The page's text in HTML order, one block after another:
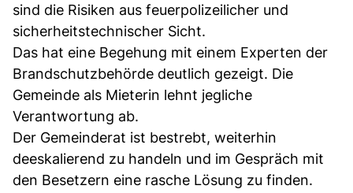
sind die Risiken aus feuerpolizeilicher und
sicherheitstechnischer Sicht.
Das hat eine Begehung mit einem Experten der
Brandschutzbehörde deutlich gezeigt. Die
Gemeinde als Mieterin lehnt jegliche
Verantwortung ab.
Der Gemeinderat ist bestrebt, weiterhin
deeskalierend zu handeln und im Gespräch mit
den Besetzern eine rasche Lösung zu finden.